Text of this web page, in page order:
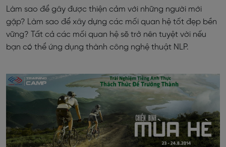
Làm sao để gây được thiện cảm với những người mới
gặp? Làm sao để xây dựng các mối quan hệ tốt đẹp bền
vững? Tất cả các mối quan hệ sẽ trở nên tuyệt vời nếu
bạn có thể ứng dụng thành công nghệ thuật NLP.